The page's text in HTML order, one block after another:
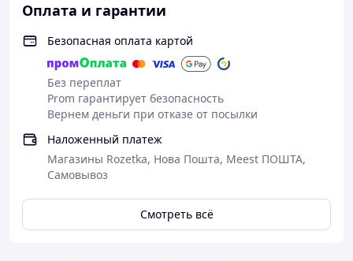
Оплата и гарантии
Безопасная оплата картой
Без переплат
Prom гарантирует безопасность
Вернем деньги при отказе от посылки
Наложенный платеж
Магазины Rozetka, Нова Пошта, Meest ПОШТА,
Самовывоз
Смотреть всё